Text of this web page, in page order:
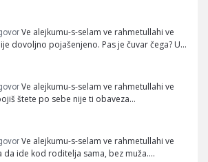
Ve alejkumu-s-selam ve rahmetullahi ve
dovoljno pojašenjeno. Pas je čuvar čega? U…
Ve alejkumu-s-selam ve rahmetullahi ve
štete po sebe nije ti obaveza…
Ve alejkumu-s-selam ve rahmetullahi ve
da ide kod roditelja sama, bez muža.…